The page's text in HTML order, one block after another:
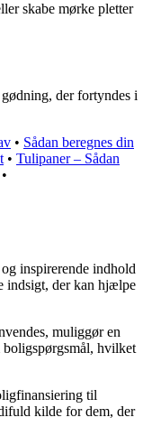
skabe mørke pletter
der fortyndes i
• Sådan beregnes din
• Tulipaner – Sådan
•
inspirerende indhold
indsigt, der kan hjælpe
muliggør en
boligspørgsmål, hvilket
til
kilde for dem, der